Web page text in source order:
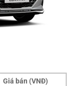
Giá bán (VNĐ)